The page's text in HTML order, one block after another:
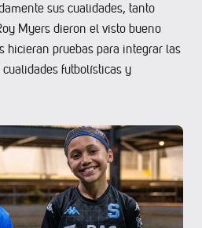
sus cualidades, tanto
Myers dieron el visto bueno
hicieran pruebas para integrar las
futbolísticas y